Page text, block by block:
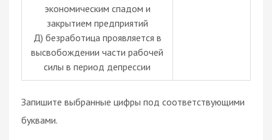
экономическим спадом и
закрытием предприятий
Д) безработица проявляется в
высвобождении части рабочей
силы в период депрессии
Запишите выбранные цифры под соответствующими
буквами.